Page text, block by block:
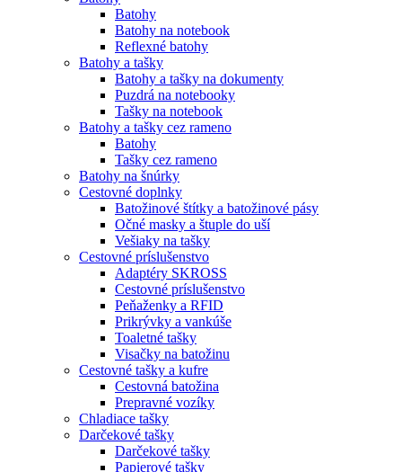
Batohy
Batohy na notebook
Reflexné batohy
Batohy a tašky
Batohy a tašky na dokumenty
Puzdrá na notebooky
Tašky na notebook
Batohy a tašky cez rameno
Batohy
Tašky cez rameno
Batohy na šnúrky
Cestovné doplnky
Batožinové štítky a batožinové pásy
Očné masky a štuple do uší
Vešiaky na tašky
Cestovné príslušenstvo
Adaptéry SKROSS
Cestovné príslušenstvo
Peňaženky a RFID
Prikrývky a vankúše
Toaletné tašky
Visačky na batožinu
Cestovné tašky a kufre
Cestovná batožina
Prepravné vozíky
Chladiace tašky
Darčekové tašky
Darčekové tašky
Papierové tašky